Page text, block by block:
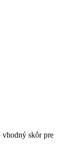
skôr pre